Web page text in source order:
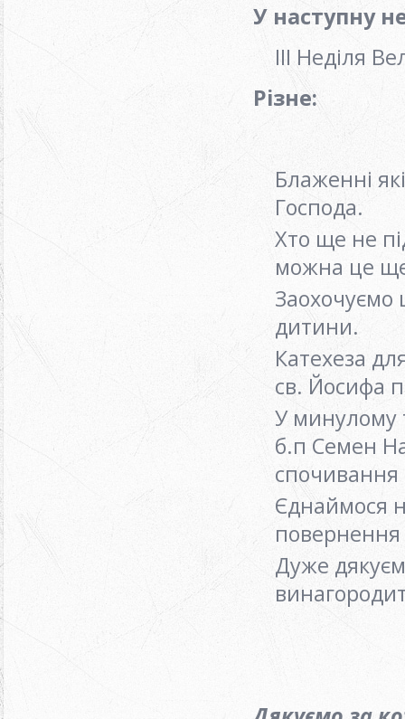
У наступну
ІІІ Неділя
Різне:
Блаженні
Господа.
Хто ще не
можна це
Заохочуємо
дитини.
Катехеза
св. Йосифа
У минулому
б.п Семен
Єднаймося
повернення
Дуже